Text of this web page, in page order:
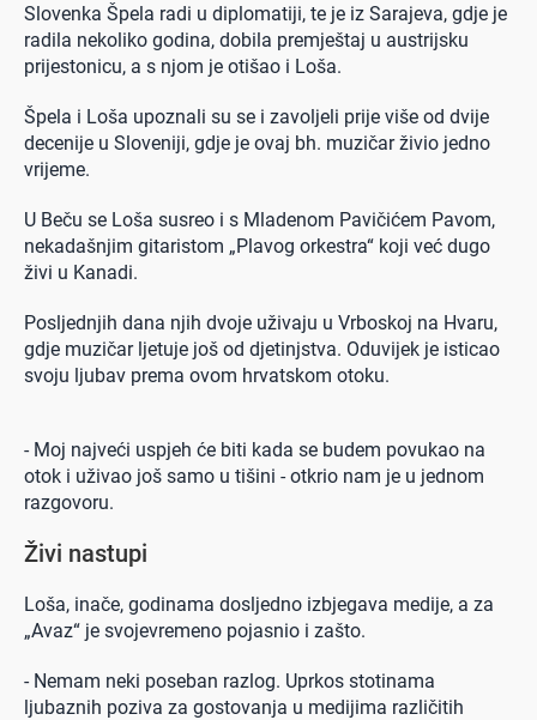
Slovenka Špela radi u diplomatiji, te je iz Sarajeva, gdje je
radila nekoliko godina, dobila premještaj u austrijsku
prijestonicu, a s njom je otišao i Loša.
Špela i Loša upoznali su se i zavoljeli prije više od dvije
decenije u Sloveniji, gdje je ovaj bh. muzičar živio jedno
vrijeme.
U Beču se Loša susreo i s Mladenom Pavičićem Pavom,
nekadašnjim gitaristom „Plavog orkestra“ koji već dugo
živi u Kanadi.
Posljednjih dana njih dvoje uživaju u Vrboskoj na Hvaru,
gdje muzičar ljetuje još od djetinjstva. Oduvijek je isticao
svoju ljubav prema ovom hrvatskom otoku.
- Moj najveći uspjeh će biti kada se budem povukao na
otok i uživao još samo u tišini - otkrio nam je u jednom
razgovoru.
Živi nastupi
Loša, inače, godinama dosljedno izbjegava medije, a za
„Avaz“ je svojevremeno pojasnio i zašto.
- Nemam neki poseban razlog. Uprkos stotinama
ljubaznih poziva za gostovanja u medijima različitih